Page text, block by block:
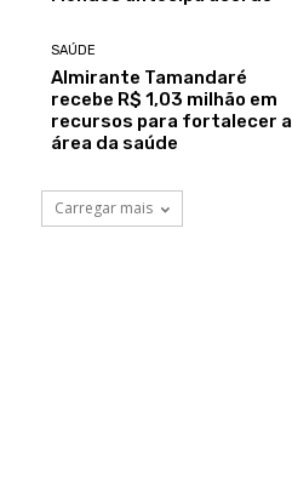
SAÚDE
Almirante Tamandaré
recebe R$ 1,03 milhão em
recursos para fortalecer a
área da saúde
Carregar mais